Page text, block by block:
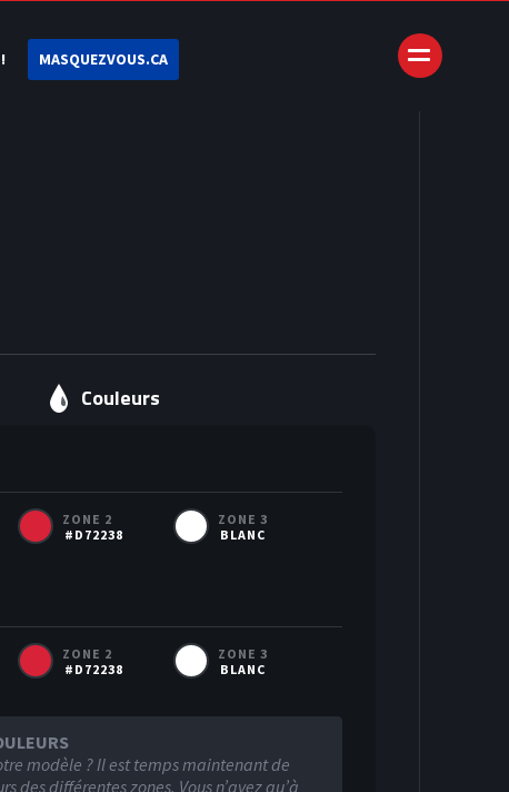
MASQUEZVOUS.CA
Couleurs
ZONE 2
#D72238
ZONE 3
BLANC
ZONE 2
#D72238
ZONE 3
BLANC
modèle ? Il est temps maintenant de
des différentes zones. Vous n’avez qu’à